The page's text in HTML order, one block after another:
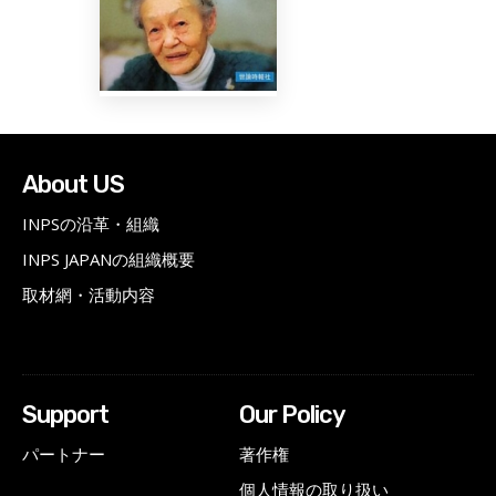
About US
INPSの沿革・組織
INPS JAPANの組織概要
取材網・活動内容
Support
パートナー
Our Policy
著作権
個人情報の取り扱い